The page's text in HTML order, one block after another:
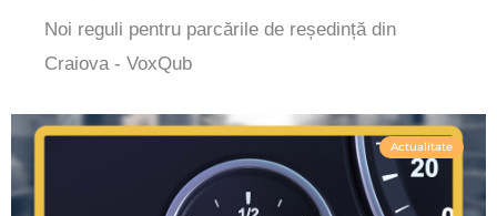
Noi reguli pentru parcările de reședință din
Craiova - VoxQub
Actualitate